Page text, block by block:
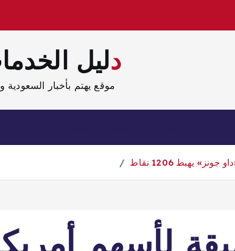
دليل
موقع يهتم بأخبار السعودية
يهبط 1206 نقاط